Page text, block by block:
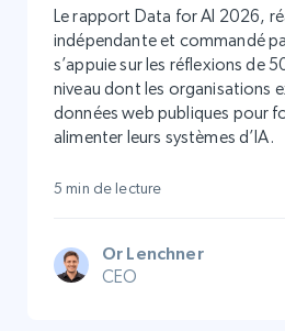
Le rapport Data for AI 2026,
indépendante et commandé
s’appuie sur les réflexions de
niveau dont les organisations
données web publiques pour
alimenter leurs systèmes d’IA.
5 min de lecture
Or Lenchner
CEO